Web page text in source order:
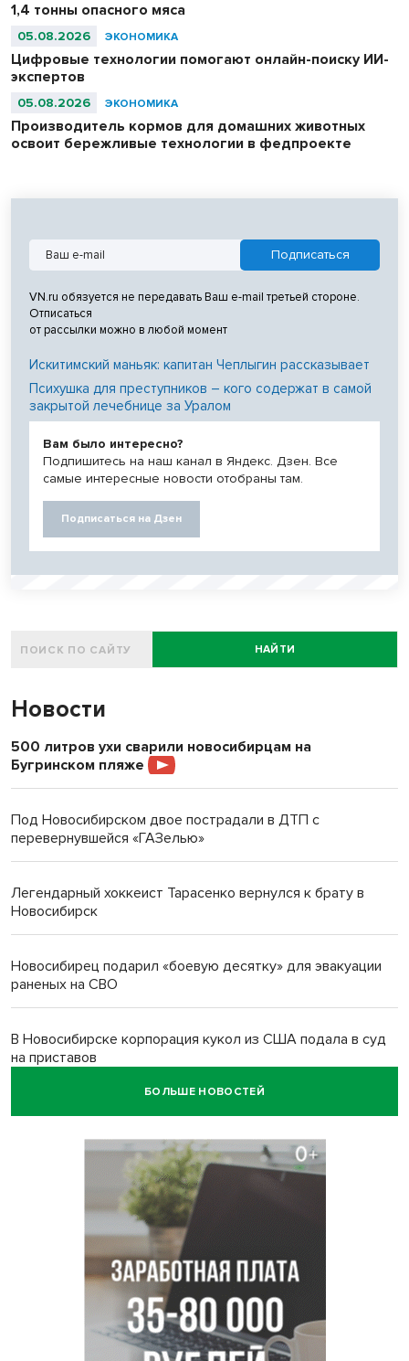
1,4 тонны опасного мяса
05.08.2026 ЭКОНОМИКА
Цифровые технологии помогают онлайн-поиску ИИ-
экспертов
05.08.2026 ЭКОНОМИКА
Производитель кормов для домашних животных
освоит бережливые технологии в федпроекте
VN.ru обязуется не передавать Ваш e-mail третьей стороне.
Отписаться
от рассылки можно в любой момент
Искитимский маньяк: капитан Чеплыгин рассказывает
Психушка для преступников – кого содержат в самой
закрытой лечебнице за Уралом
Вам было интересно?
Подпишитесь на наш канал в Яндекс. Дзен. Все
самые интересные новости отобраны там.
Подписаться на Дзен
НАЙТИ
Новости
500 литров ухи сварили новосибирцам на
Бугринском пляже
Под Новосибирском двое пострадали в ДТП с
перевернувшейся «ГАЗелью»
Легендарный хоккеист Тарасенко вернулся к брату в
Новосибирск
Новосибирец подарил «боевую десятку» для эвакуации
раненых на СВО
В Новосибирске корпорация кукол из США подала в суд
на приставов
В Новосибирске минздрав объявил бесплатную
В Новосибирске врачи прооперировали 25 тысяч
пациентов с катарактой
Знаменитый орангутан Бату отметил юбилей в
новосибирском зоопарке
Новосибирские хирурги спасли сердце восьмиклассницы
с донорским клапаном
БОЛЬШЕ НОВОСТЕЙ